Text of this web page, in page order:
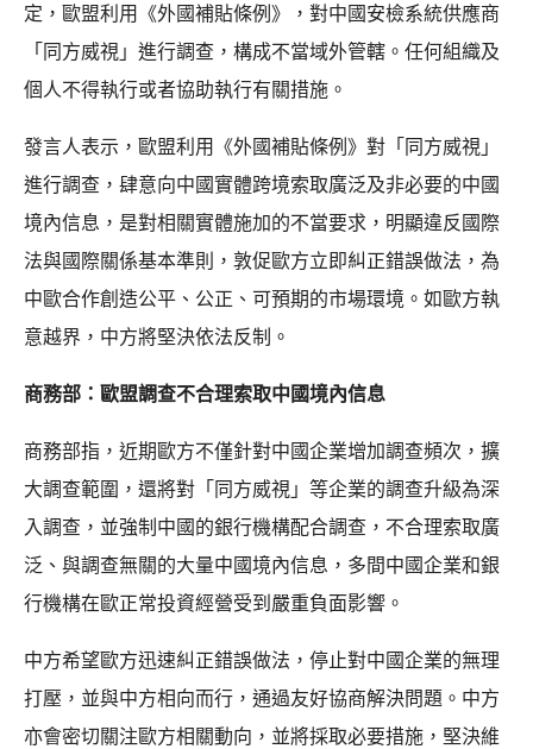
定，歐盟利用《外國補貼條例》，對中國安檢系統供應商
「同方威視」進行調查，構成不當域外管轄。任何組織及
個人不得執行或者協助執行有關措施。
發言人表示，歐盟利用《外國補貼條例》對「同方威視」
進行調查，肆意向中國實體跨境索取廣泛及非必要的中國
境內信息，是對相關實體施加的不當要求，明顯違反國際
法與國際關係基本準則，敦促歐方立即糾正錯誤做法，為
中歐合作創造公平、公正、可預期的市場環境。如歐方執
意越界，中方將堅決依法反制。
商務部：歐盟調查不合理索取中國境內信息
商務部指，近期歐方不僅針對中國企業增加調查頻次，擴
大調查範圍，還將對「同方威視」等企業的調查升級為深
入調查，並強制中國的銀行機構配合調查，不合理索取廣
泛、與調查無關的大量中國境內信息，多間中國企業和銀
行機構在歐正常投資經營受到嚴重負面影響。
中方希望歐方迅速糾正錯誤做法，停止對中國企業的無理
打壓，並與中方相向而行，通過友好協商解決問題。中方
亦會密切關注歐方相關動向，並將採取必要措施，堅決維